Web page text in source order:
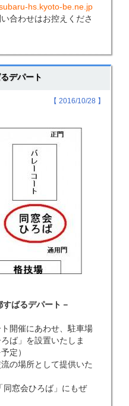
hs.kyoto-be.ne.jp
合わせはお控えくださ
デパート
【 2016/10/28 】
ばるデパート－
開催にあわせ、駐車場
ば」を設置いたしま
定）
の場所として提供いた
同窓会ひろば」にもぜ